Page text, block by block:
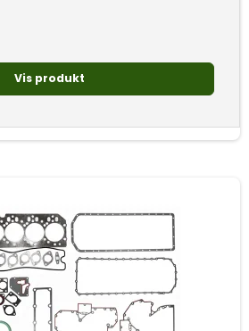
Vis produkt